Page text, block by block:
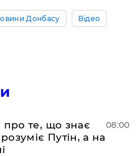
Донбасу Відео
про те, що знає
Путін, а на
08:00